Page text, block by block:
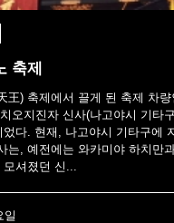
축제
王) 축제에서 끌게 된 축제 차량
오지진자 신사(나고야시 기타
다. 현재, 나고야시 기타구에
는, 예전에는 와카미야 하치만
셔졌던 신...
일